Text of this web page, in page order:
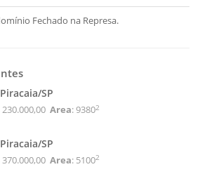
Fechado na Represa.
SP
230.000,00 Area: 93802
SP
370.000,00 Area: 51002